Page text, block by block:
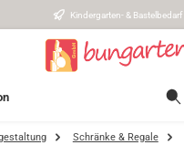
Kindergarten- & Bastelbedarf
Schränke & Regale